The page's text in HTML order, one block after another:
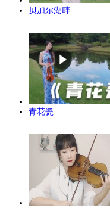
贝加尔湖畔
青花瓷